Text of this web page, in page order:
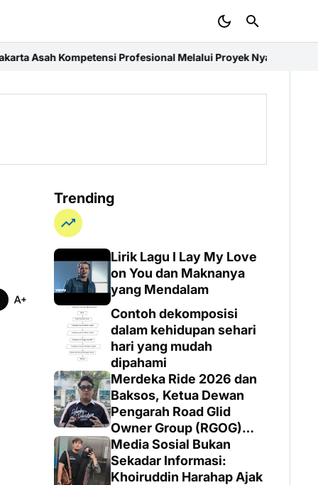
Melalui Proyek Nyata di PT. EDRA Arsitek Indonesia
Trending
Lirik Lagu I Lay My Love
on You dan Maknanya
yang Mendalam
Contoh dekomposisi
dalam kehidupan sehari
hari yang mudah
dipahami
Merdeka Ride 2026 dan
Baksos, Ketua Dewan
Pengarah Road Glid
Owner Group (RGOG)
Boys Indonesia Pusat M.
Irsyad Sebut Persiapan
Dimatangkan
Media Sosial Bukan
Sekadar Informasi:
Khoiruddin Harahap Ajak